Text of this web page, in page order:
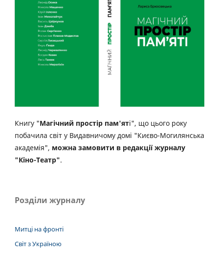
Книгу "Магічний простір пам'яті", що цього року
побачила світ у Видавничому домі "Києво-Могилянська
академія", можна замовити в редакції журналу
"Кіно-Театр".
Розділи журналу
Митці на фронті
Світ з Україною